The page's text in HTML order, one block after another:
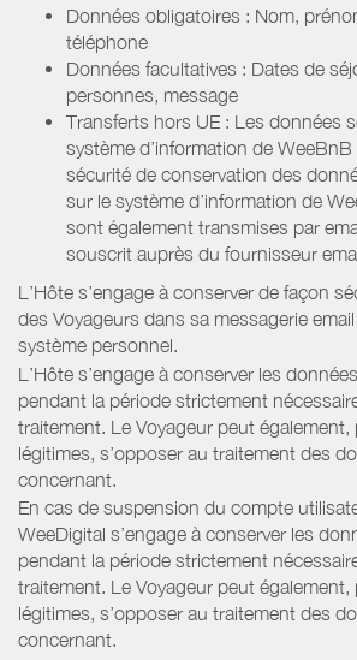
Données obligatoires : Nom,
téléphone
Données facultatives : Dates de
personnes, message
Transferts hors UE : Les données
système d’information de
sécurité de conservation des
sur le système d’information de
sont également transmises par
souscrit auprès du fournisseur
L’Hôte s’engage à conserver de façon
des Voyageurs dans sa messagerie
système personnel.
L’Hôte s’engage à conserver les
pendant la période strictement
traitement. Le Voyageur peut
légitimes, s’opposer au traitement des
concernant.
En cas de suspension du compte
WeeDigital s’engage à conserver les
pendant la période strictement
traitement. Le Voyageur peut
légitimes, s’opposer au traitement des
concernant.